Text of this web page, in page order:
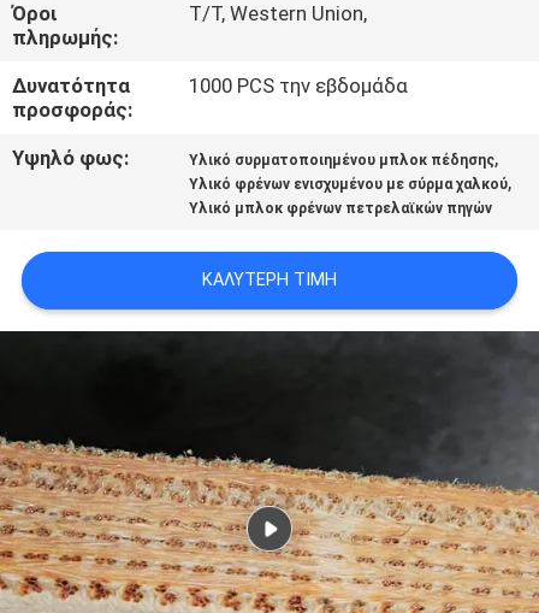
ΈΝΑ
ΑΠΌΣΠΑΣΜΑ
SITEMAP
POLICY
Όροι
πληρωμής:
T/T, Western Union,
Δυνατότητα
προσφοράς:
1000 PCS την εβδομάδα
Υψηλό φως: Υλικό συρματοποιημένου μπλοκ πέδησης,
Υλικό φρένων ενισχυμένου με σύρμα χαλκού,
Υλικό μπλοκ φρένων πετρελαϊκών πηγών
ΚΑΛΎΤΕΡΗ ΤΙΜΉ